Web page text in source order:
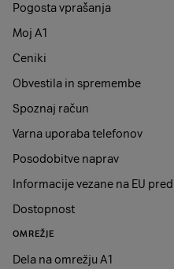
Pogosta vprašanja
Moj A1
Ceniki
Obvestila in spremembe
Spoznaj račun
Varna uporaba telefonov
Posodobitve naprav
Informacije vezane na EU
Dostopnost
OMREŽJE
Dela na omrežju A1